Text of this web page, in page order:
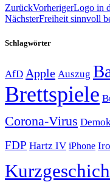
ZurückVorherigerLogo in
NächsterFreiheit sinnvoll
Schlagwörter
AfD Apple Auszug
Brettspiele
Corona-Virus
FDP Hartz IV iPhone